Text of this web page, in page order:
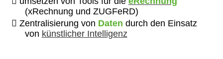
(xRechnung und ZUGFeRD)
Zentralisierung von Daten durch den Einsatz
von künstlicher Intelligenz